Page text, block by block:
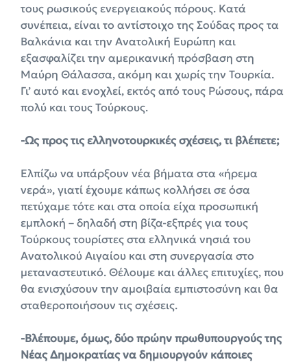
τους ρωσικούς ενεργειακούς πόρους. Κατά
συνέπεια, είναι το αντίστοιχο της Σούδας προς τα
Βαλκάνια και την Ανατολική Ευρώπη και
εξασφαλίζει την αμερικανική πρόσβαση στη
Μαύρη Θάλασσα, ακόμη και χωρίς την Τουρκία.
Γι’ αυτό και ενοχλεί, εκτός από τους Ρώσους, πάρα
πολύ και τους Τούρκους.
-Ως προς τις ελληνοτουρκικές σχέσεις, τι βλέπετε;
Ελπίζω να υπάρξουν νέα βήματα στα «ήρεμα
νερά», γιατί έχουμε κάπως κολλήσει σε όσα
πετύχαμε τότε και στα οποία είχα προσωπική
εμπλοκή – δηλαδή στη βίζα-εξπρές για τους
Τούρκους τουρίστες στα ελληνικά νησιά του
Ανατολικού Αιγαίου και στη συνεργασία στο
μεταναστευτικό. Θέλουμε και άλλες επιτυχίες, που
θα ενισχύσουν την αμοιβαία εμπιστοσύνη και θα
σταθεροποιήσουν τις σχέσεις.
-Βλέπουμε, όμως, δύο πρώην πρωθυπουργούς της
Νέας Δημοκρατίας να δημιουργούν κάποιες